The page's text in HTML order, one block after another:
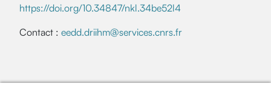
https://doi.org/10.34847/nkl.34be52l4
Contact : eedd.driihm@services.cnrs.fr